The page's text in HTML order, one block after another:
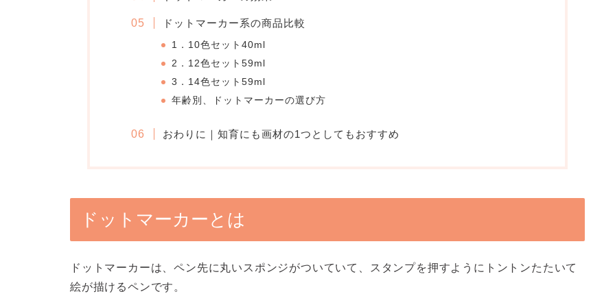
ドットマーカー系の商品比較
1．10色セット40ml
2．12色セット59ml
3．14色セット59ml
年齢別、ドットマーカーの選び方
おわりに｜知育にも画材の1つとしてもおすすめ
ドットマーカーとは
ドットマーカーは、ペン先に丸いスポンジがついていて、スタンプを押すようにトントンたたいて
絵が描けるペンです。